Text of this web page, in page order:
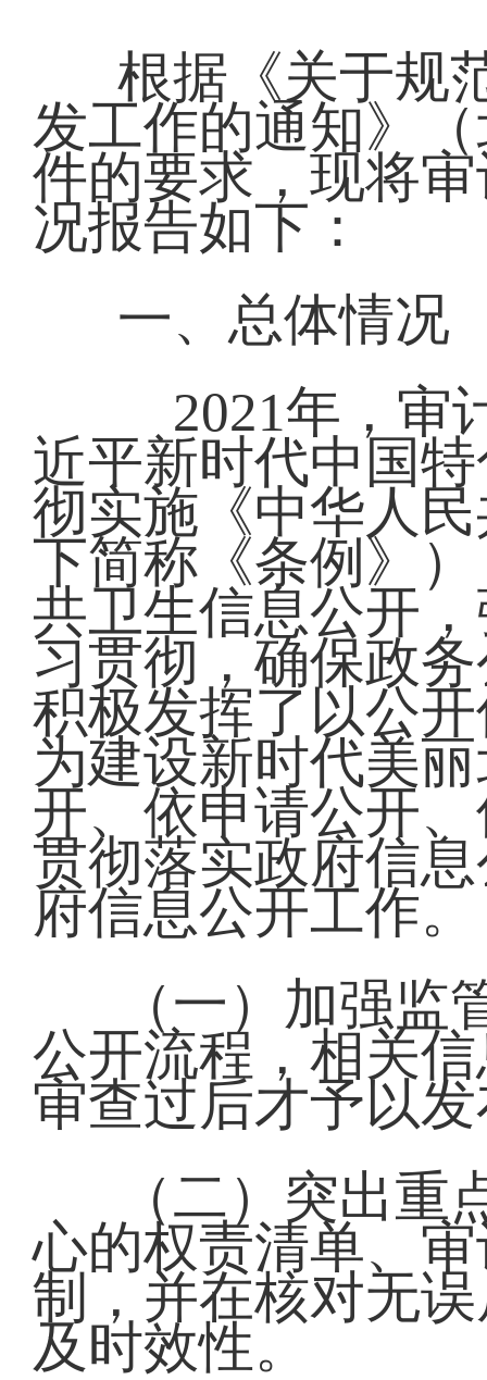
根据《关于规
发工作的通知》
件的要求，现将
况报告如下：
一、总体情况
2021年，审
近平新时代中国
彻实施《中华人
下简称《条例》
共卫生信息公开
习贯彻，确保政
积极发挥了以公
为建设新时代美
开、依申请公开
贯彻落实政府信
府信息公开工作。
（一）加强
公开流程，相关
审查过后才予以
（二）突出
心的权责清单、
制，并在核对无
及时效性。